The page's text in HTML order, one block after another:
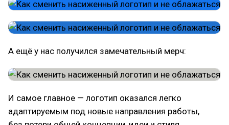
А ещё у нас получился замечательный мерч:
И самое главное — логотип оказался легко
адаптируемым под новые направления работы,